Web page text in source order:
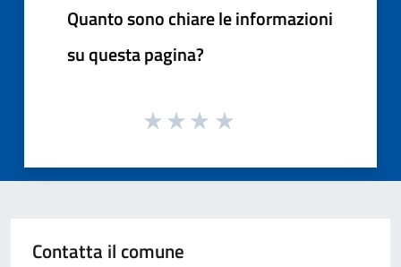
Quanto sono chiare le informazioni
su questa pagina?
Contatta il comune